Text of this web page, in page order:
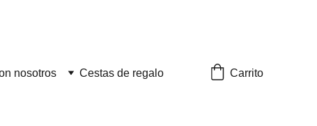
nosotros Cestas de regalo Carrito